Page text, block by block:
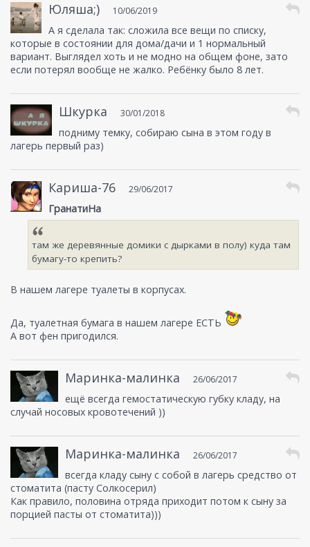
Юляша;) 10/06/2019
А я сделала так: сложила все вещи по списку,
которые в состоянии для дома/дачи и 1 нормальный
вариант. Выглядел хоть и не модно на общем фоне, зато
если потерял вообще не жалко. Ребёнку было 8 лет.
Шкурка 30/01/2018
подниму темку, собираю сына в этом году в
лагерь первый раз)
Кариша-76 29/06/2017
ГранатиНа
там же деревянные домики с дырками в полу) куда там
бумагу-то крепить?
В нашем лагере туалеты в корпусах.
Да, туалетная бумага в нашем лагере ЕСТЬ
А вот фен пригодился.
Маринка-малинка 26/06/2017
ещё всегда гемостатическую губку кладу, на
случай носовых кровотечений ))
Маринка-малинка 26/06/2017
всегда кладу сыну с собой в лагерь средство от
стоматита (пасту Солкосерил)
Как правило, половина отряда приходит потом к сыну за
порцией пасты от стоматита)))